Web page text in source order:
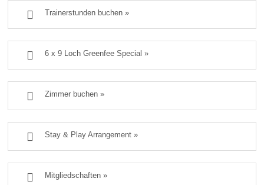
 Trainerstunden buchen »
 6 x 9 Loch Greenfee Special »
 Zimmer buchen »
 Stay & Play Arrangement »
 Mitgliedschaften »